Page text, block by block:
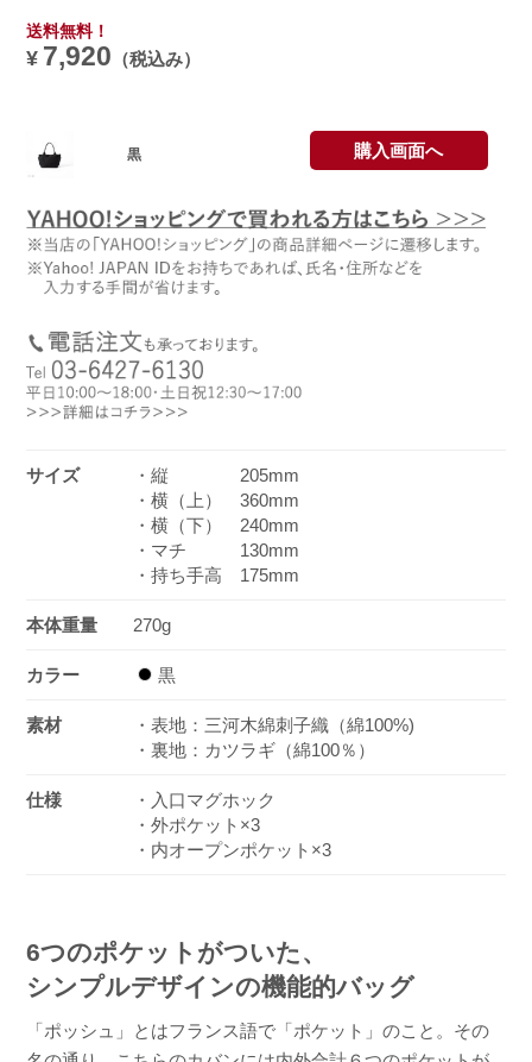
¥
送料無料！
7,920 （税込み）
黒 購入画面へ
サイズ
・縦 205mm
・横（上） 360mm
・横（下） 240mm
・マチ 130mm
・持ち手高 175mm
本体重量 270g
カラー 黒
素材
・表地：三河木綿刺子織（綿100%)
・裏地：カツラギ（綿100％）
仕様
・入口マグホック
・外ポケット×3
・内オープンポケット×3
6つのポケットがついた、
シンプルデザインの機能的バッグ
「ポッシュ」とはフランス語で「ポケット」のこと。その